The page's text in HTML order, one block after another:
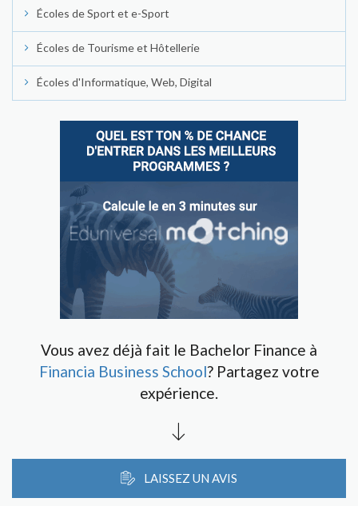
Écoles de Sport et e-Sport
Écoles de Tourisme et Hôtellerie
Écoles d'Informatique, Web, Digital
Vous avez déjà fait le Bachelor Finance à
Financia Business School? Partagez votre
expérience.
LAISSEZ UN AVIS